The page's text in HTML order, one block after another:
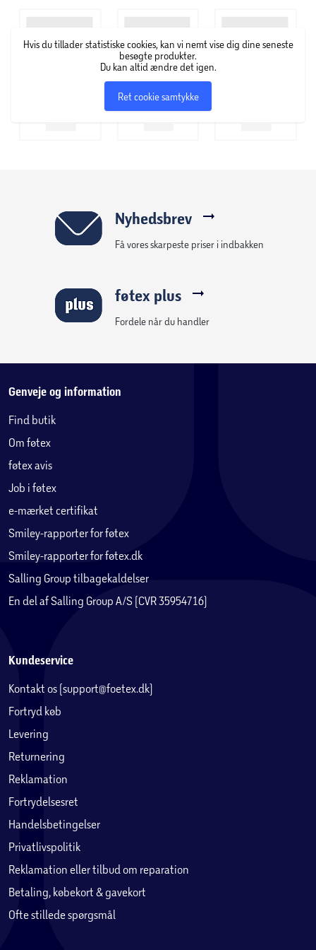
Hvis du tillader statistiske cookies, kan vi nemt vise dig dine seneste
besøgte produkter.
Du kan altid ændre det igen.
Ret cookie samtykke
Nyhedsbrev
Få vores skarpeste priser i indbakken
føtex plus
Fordele når du handler
Genveje og information
Find butik
Om føtex
føtex avis
Job i føtex
e-mærket certifikat
Smiley-rapporter for føtex
Smiley-rapporter for føtex.dk
Salling Group tilbagekaldelser
En del af Salling Group A/S (CVR 35954716)
Kundeservice
Kontakt os (support@foetex.dk)
Fortryd køb
Levering
Returnering
Reklamation
Fortrydelsesret
Handelsbetingelser
Privatlivspolitik
Reklamation eller tilbud om reparation
Betaling, købekort & gavekort
Ofte stillede spørgsmål